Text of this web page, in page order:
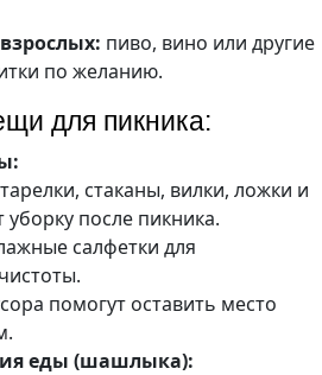
пиво, вино или другие
по желанию.
для пикника:
стаканы, вилки, ложки и
уборку после пикника.
салфетки для
помогут оставить место
еды (шашлыка):